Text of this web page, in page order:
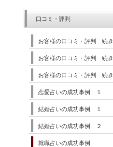
口コミ・評判
お客様の口コミ・評判 続き
お客様の口コミ・評判 続き
お客様の口コミ・評判 続き
恋愛占いの成功事例 １
結婚占いの成功事例 １
結婚占いの成功事例 ２
就職占いの成功事例